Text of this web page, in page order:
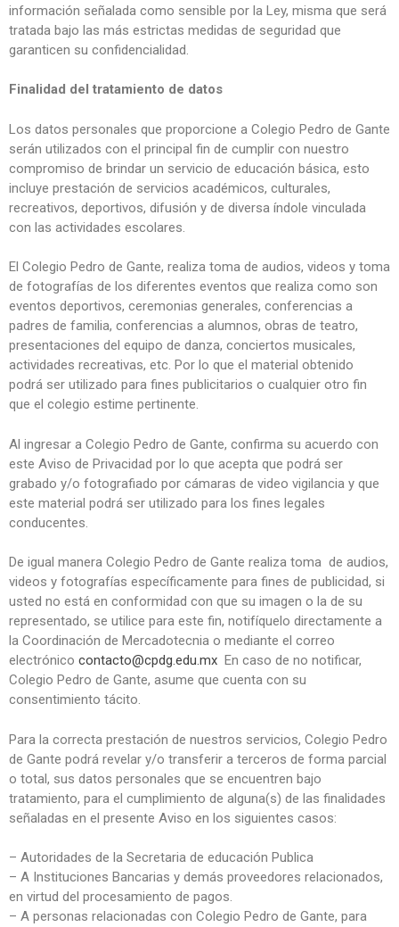
información señalada como sensible por la Ley, misma que será
tratada bajo las más estrictas medidas de seguridad que
garanticen su confidencialidad.
Finalidad del tratamiento de datos
Los datos personales que proporcione a Colegio Pedro de Gante
serán utilizados con el principal fin de cumplir con nuestro
compromiso de brindar un servicio de educación básica, esto
incluye prestación de servicios académicos, culturales,
recreativos, deportivos, difusión y de diversa índole vinculada
con las actividades escolares.
El Colegio Pedro de Gante, realiza toma de audios, videos y toma
de fotografías de los diferentes eventos que realiza como son
eventos deportivos, ceremonias generales, conferencias a
padres de familia, conferencias a alumnos, obras de teatro,
presentaciones del equipo de danza, conciertos musicales,
actividades recreativas, etc. Por lo que el material obtenido
podrá ser utilizado para fines publicitarios o cualquier otro fin
que el colegio estime pertinente.
Al ingresar a Colegio Pedro de Gante, confirma su acuerdo con
este Aviso de Privacidad por lo que acepta que podrá ser
grabado y/o fotografiado por cámaras de video vigilancia y que
este material podrá ser utilizado para los fines legales
conducentes.
De igual manera Colegio Pedro de Gante realiza toma de audios,
videos y fotografías específicamente para fines de publicidad, si
usted no está en conformidad con que su imagen o la de su
representado, se utilice para este fin, notifíquelo directamente a
la Coordinación de Mercadotecnia o mediante el correo
electrónico contacto@cpdg.edu.mx En caso de no notificar,
Colegio Pedro de Gante, asume que cuenta con su
consentimiento tácito.
Para la correcta prestación de nuestros servicios, Colegio Pedro
de Gante podrá revelar y/o transferir a terceros de forma parcial
o total, sus datos personales que se encuentren bajo
tratamiento, para el cumplimiento de alguna(s) de las finalidades
señaladas en el presente Aviso en los siguientes casos:
– Autoridades de la Secretaria de educación Publica
– A Instituciones Bancarias y demás proveedores relacionados,
en virtud del procesamiento de pagos.
– A personas relacionadas con Colegio Pedro de Gante, para